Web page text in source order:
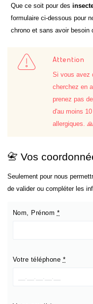
Que ce soit pour des
formulaire ci-dessous pour
chrono et sans avoir besoin
Attention
Si vous avez
cherchez en
prenez pas
d'au moins
allergiques. 🙏
📇 Vos
Seulement pour nous
de valider ou compléter les
Nom, Prénom *
Votre téléphone *